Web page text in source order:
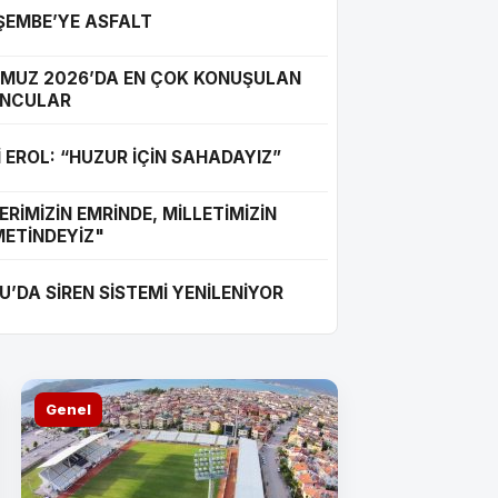
“HUZUR İÇİN
ASFALT
2026’DA EN ÇOK KONUŞULAN
EROL: “HUZUR İÇİN SAHADAYIZ”
EMRİNDE, MİLLETİMİZİN
SİREN SİSTEMİ YENİLENİYOR
Genel